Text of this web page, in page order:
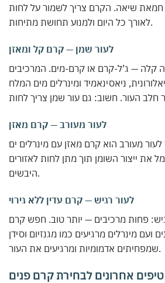
חמאת שיאה. הקרם צריך לשמור על לחות
לאורך כל היום ולמנוע תחושת מתיחות.
לעור שמן — קרם קל ומאזן
— ג’ל-קרם או קרם-מים. המרכיבים
ניאסינאמיד ומינרלים מים המלח
לעור מעורב — קרם מאזן
מעורב הוא קרם מאזן עם מינרלים ים
את ייצור השומן תוך מתן לחות לאזורים
היבשים.
לעור רגיש — קרם עדין ללא גירוי
פחות מרכיבים — יותר טוב. חפש קרם
ועם מינרלים מרגיעים כמו מגנזיום וסידן
שמפחיתים אדמומיות ומרגיעים את העור.
טיפים אחרונים לבחירת קרם פנים